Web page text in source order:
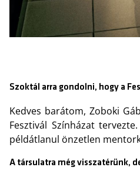
Szoktál arra gondolni, hogy a
Kedves barátom, Zoboki
Fesztivál Színházat
példátlanul önzetlen
A társulatra még visszatérünk,